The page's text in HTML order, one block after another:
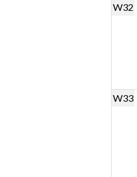
W32
W33